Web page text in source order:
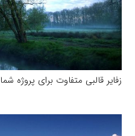
زفایر قالبی متفاوت برای پروژه شما